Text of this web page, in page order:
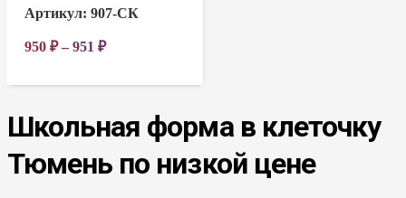
Артикул:907-СК
950₽–951₽
Школьная форма в клеточку
Тюмень по низкой цене